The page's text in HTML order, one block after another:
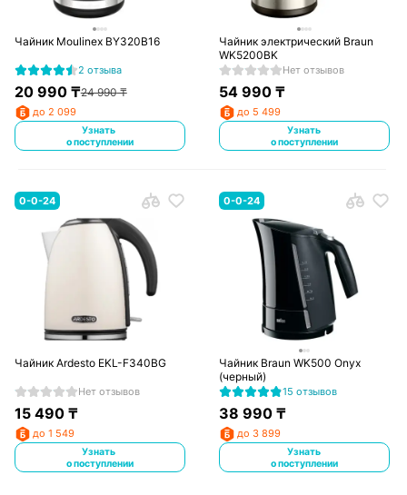
Чайник Moulinex BY320B16
2 отзыва
20 990₸24 990₸
до 2 099
Узнать
о поступлении
Чайник электрический Braun
WK5200BK
Нет отзывов
54 990 ₸
до 5 499
Узнать
о поступлении
0-0-24
Чайник Ardesto EKL-F340BG
Нет отзывов
15 490₸
до 1 549
Узнать
о поступлении
0-0-24
Чайник Braun WK500 Onyx
(черный)
15 отзывов
38 990 ₸
до 3 899
Узнать
о поступлении